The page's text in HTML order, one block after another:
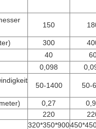
150
300
40
0,098
50-1400 50-
0,27
220
320*350*900